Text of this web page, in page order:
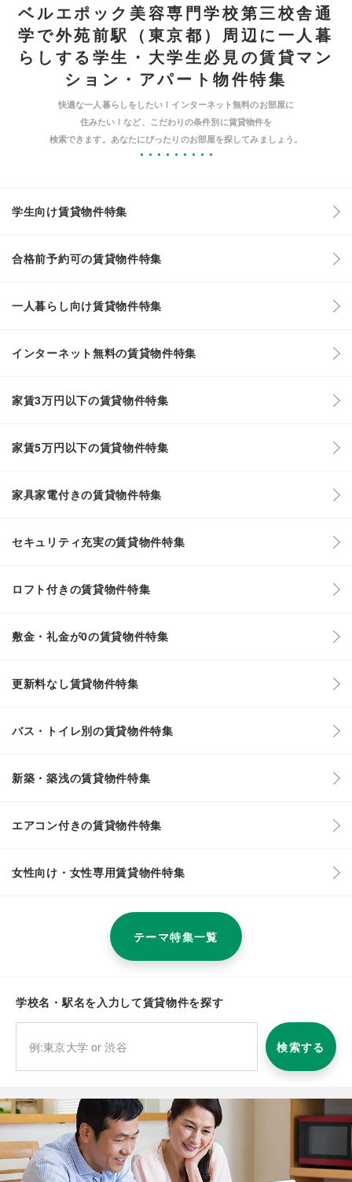
ベルエポック美容専門学校第三校舎通
学で外苑前駅（東京都）周辺に一人暮
らしする学生・大学生必見の賃貸マン
ション・アパート物件特集
快適な一人暮らしをしたい！インターネット無料のお部屋に
住みたい！など、こだわりの条件別に賃貸物件を
検索できます。あなたにぴったりのお部屋を探してみましょう。
学生向け賃貸物件特集
合格前予約可の賃貸物件特集
一人暮らし向け賃貸物件特集
インターネット無料の賃貸物件特集
家賃3万円以下の賃貸物件特集
家賃5万円以下の賃貸物件特集
家具家電付きの賃貸物件特集
セキュリティ充実の賃貸物件特集
ロフト付きの賃貸物件特集
敷金・礼金が0の賃貸物件特集
更新料なし賃貸物件特集
バス・トイレ別の賃貸物件特集
新築・築浅の賃貸物件特集
エアコン付きの賃貸物件特集
女性向け・女性専用賃貸物件特集
テーマ特集一覧
学校名・駅名を入力して賃貸物件を探す
検索する